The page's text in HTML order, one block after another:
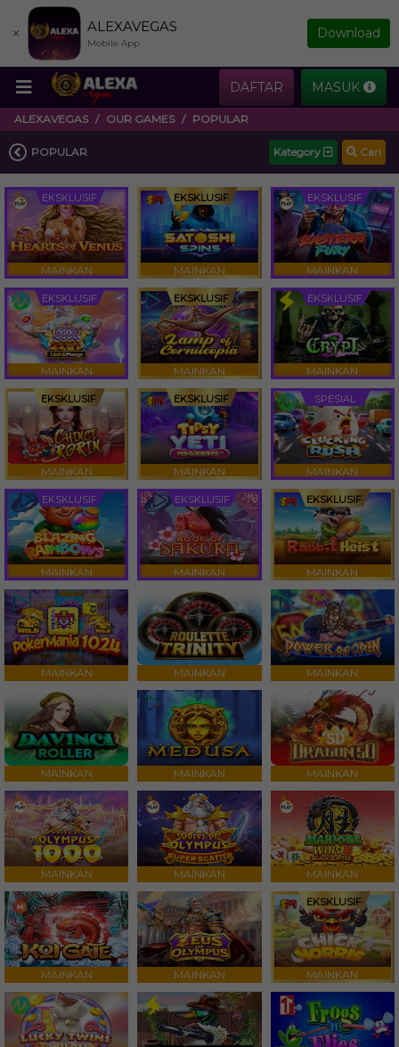
× ALEXAVEGAS
Mobile App
Download
DAFTAR MASUK
ALEXAVEGAS OUR GAMES POPULAR
POPULAR Kategory Cari
EKSKLUSIF
MAINKAN
EKSKLUSIF
MAINKAN
EKSKLUSIF
MAINKAN
EKSKLUSIF
MAINKAN
EKSKLUSIF
MAINKAN
EKSKLUSIF
MAINKAN
EKSKLUSIF
MAINKAN
EKSKLUSIF
MAINKAN
SPESIAL
MAINKAN
EKSKLUSIF
MAINKAN
EKSKLUSIF
MAINKAN
EKSKLUSIF
MAINKAN
MAINKAN MAINKAN MAINKAN
MAINKAN MAINKAN MAINKAN
MAINKAN MAINKAN MAINKAN
MAINKAN MAINKAN
EKSKLUSIF
MAINKAN